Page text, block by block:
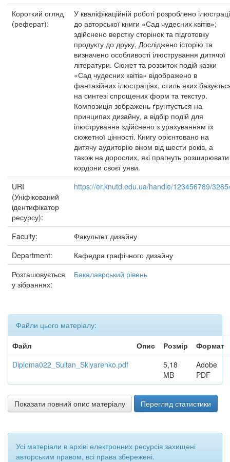
Короткий огляд
(реферат):
У кваліфікаційній роботі розроблено
до авторської книги «Сад чудесних квітів»;
здійснено верстку сторінок та підготовку
продукту до друку. Досліджено історію та
визначено особливості ілюстрування дитячої
літератури. Сюжет та розвиток подій казки
«Сад чудесних квітів» відображено в
фантазійних ілюстраціях, стиль яких
на синтезі спрощених форм та текстур.
Композиція зображень ґрунтується на
принципах дизайну, а відбір подій для
ілюстрування здійснено з урахуванням їх
сюжетної цінності. Книгу орієнтовано на
дитячу аудиторію віком від шести років, а
також на дорослих, які прагнуть розширювати
кордони своєї уяви.
URI
(Уніфікований
ідентифікатор
ресурсу):
https://er.knutd.edu.ua/handle/123456789/
Faculty:
Факультет дизайну
Department:
Кафедра графічного дизайну
Розташовується
у зібраннях:
Бакалаврський рівень
Файли цього матеріалу:
Файл
Опис Розмір
Формат
Diploma022_Sultan_Sklyarenko.pdf
5,18
MB
Adobe
PDF
Показати повний опис матеріалу Перегляд статистики
Усі матеріали в архіві електронних ресурсів захищені
авторським правом, всі права збережені.